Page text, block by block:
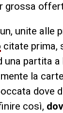
grossa
unite alle
citate prima,
una partita
la
dove
così,